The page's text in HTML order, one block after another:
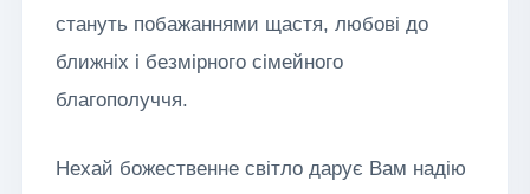
стануть побажаннями щастя, любові до
ближніх і безмірного сімейного
благополуччя.
Нехай божественне світло дарує Вам надію